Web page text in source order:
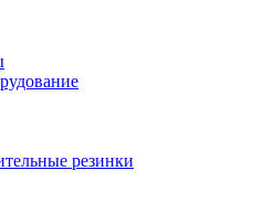
резинки